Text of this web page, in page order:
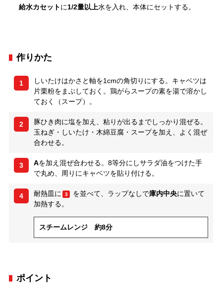
給水カセットに1/2量以上水を入れ、本体にセットする。
作りかた
1
しいたけはかさと軸を1cmの角切りにする。キャベツは
片栗粉をまぶしておく。鶏がらスープの素を湯で溶かし
ておく（スープ）。
2
豚ひき肉に塩を加え、粘りが出るまでしっかり混ぜる。
玉ねぎ・しいたけ・木綿豆腐・スープを加え、よく混ぜ
合わせる。
3 Aを加え混ぜ合わせる。8等分にしサラダ油をつけた手
で丸め、周りにキャベツを貼り付ける。
4 耐熱皿に 3 を並べて、ラップなしで庫内中央に置いて
加熱する。
スチームレンジ 約8分
ポイント